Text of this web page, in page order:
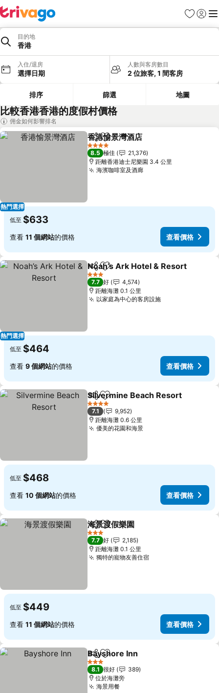
收藏夾
登入 選
目的地
香港
入住/退房
選擇日期
人數與客房數目
2 位旅客, 1 間客房
排序 篩選 地圖
比較香港香港的度假村價格
佣金如何影響排名
熱門選擇
分享 放到收藏夾
香港愉景灣酒店
4 星級
8.5 極佳
21,376
距離香港迪士尼樂園 3.4 公里
海濱咖啡室及酒廊查看價格
低至 $633
查看 11 個網站的價格 查看價格
熱門選擇
分享 放到收藏夾
Noah’s Ark Hotel & Resort
3 星級
7.7 好
4,574
距離海灘 0.1 公里
以家庭為中心的客房設施查看價格
低至 $464
查看 9 個網站的價格 查看價格
分享 放到收藏夾
Silvermine Beach Resort
4 星級
7.1
9,952
距離海灘 0.6 公里
優美的花園和海景查看價格
低至 $468
查看 10 個網站的價格 查看價格
分享 放到收藏夾
海景渡假樂園
3 星級
7.7 好
2,185
距離海灘 0.1 公里
獨特的寵物友善住宿查看價格
低至 $449
查看 11 個網站的價格 查看價格
分享 放到收藏夾
Bayshore Inn
3 星級
8.1 很好
389
位於海灘旁
海景用餐查看價格